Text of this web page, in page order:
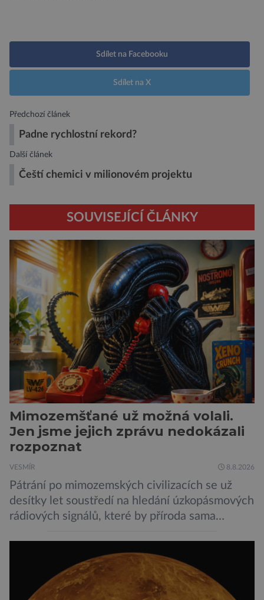
Sdílet na Facebooku
Sdílet na X
Předchozí článek
Padne rychlostní rekord?
Další článek
Čeští chemici v milionovém projektu
SOUVISEJÍCÍ ČLÁNKY
Mimozemšťané už možná volali.
Jen jsme jejich zprávu nedokázali
rozpoznat
VESMÍR 8.8.2026
Pátrání po mimozemských civilizacích se už
desítky let soustředí na hledání úzkopásmových
rádiových signálů, které by příroda sama
svazující. Cestou vesmírem se totiž signál může
natolik změnit, že ho naše algoritmy vyhodnotí
jako obyčejný šum. A priori to samozřejmě